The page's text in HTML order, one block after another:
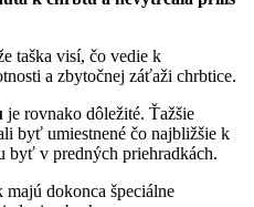
taška visí, čo vedie k
a zbytočnej záťaži chrbtice.
je rovnako dôležité. Ťažšie
byť umiestnené čo najbližšie k
byť v predných priehradkách.
dokonca špeciálne